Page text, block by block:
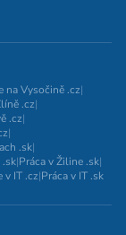
na Vysočině .cz|
.cz|
.cz|
|
.sk|
.sk|Práca v Žiline .sk|
v IT .cz|Práca v IT .sk